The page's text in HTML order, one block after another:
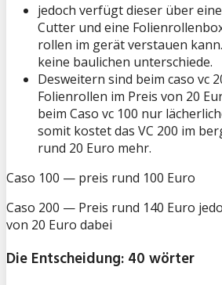
jedoch verfügt dieser über
Cutter und eine
rollen im gerät verstauen
keine baulichen unterschiede.
Desweitern sind beim caso vc
Folienrollen im Preis von 20
beim Caso vc 100 nur
somit kostet das VC 200 im
rund 20 Euro mehr.
Caso 100 — preis rund 100 Euro
Caso 200 — Preis rund 140 Euro
von 20 Euro dabei
Die Entscheidung: 40 wörter